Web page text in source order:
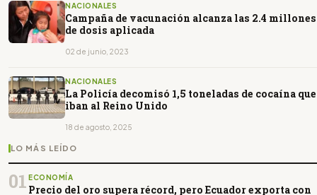
NACIONALES
Campaña de vacunación alcanza las 2.4 millones
de dosis aplicada
02 de junio, 2023
NACIONALES
La Policía decomisó 1,5 toneladas de cocaína que
iban al Reino Unido
18 de agosto, 2025
LO MÁS LEÍDO
01 ECONOMÍA
Precio del oro supera récord, pero Ecuador exporta con